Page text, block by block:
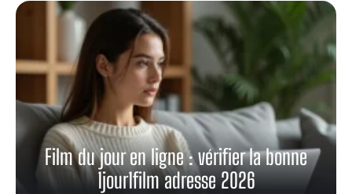
Film du jour en ligne : vérifier la bonne
1jour1film adresse 2026